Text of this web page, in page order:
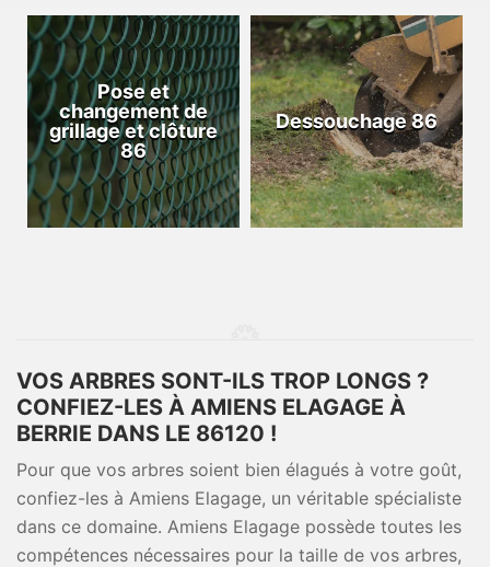
Pose et
changement de
grillage et clôture
86
Dessouchage 86
VOS ARBRES SONT-ILS TROP LONGS ?
CONFIEZ-LES À AMIENS ELAGAGE À
BERRIE DANS LE 86120 !
Pour que vos arbres soient bien élagués à votre goût,
confiez-les à Amiens Elagage, un véritable spécialiste
dans ce domaine. Amiens Elagage possède toutes les
compétences nécessaires pour la taille de vos arbres,